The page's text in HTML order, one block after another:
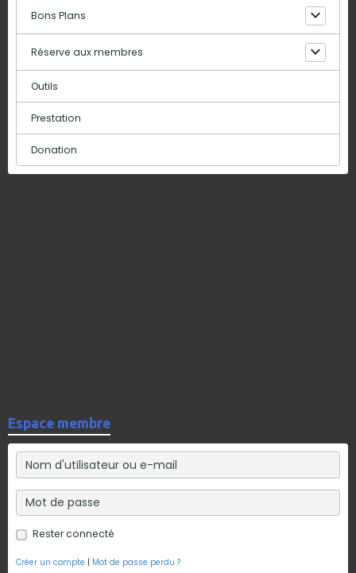
Bons Plans
Réserve aux membres
Outils
Prestation
Donation
Espace membre
Rester connecté
Créer un compte Mot de passe perdu ?